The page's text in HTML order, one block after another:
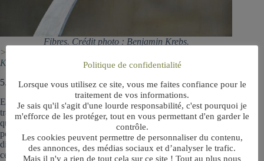
Fibres. Crédit photo : Benjamin Krebs.
> Lire l’article
Krebs
5. Un travail sur la mémoire du trauma…
En psychologie, le processus de résilience est avant tout un
travail sur la mémoire. C’est-à-dire sur les traces psychiques
que le choc passé (le trauma) génère toujours au présent. Il
peut s’agir d’
émotions
et de sentiments particulièrement
difficiles à vivre (
peurs, stress,colères , dépressions, hontes…),
ces séquelles sur la pensée de la personne pouvant entraîner
Politique de confidentialité
Lorsque vous utilisez ce site, vous me faites confiance pour le
traitement de vos informations.
Je sais qu'il s'agit d'une lourde responsabilité, c'est pourquoi je
m'efforce de les protéger, tout en vous permettant d'en garder le
contrôle.
Les cookies peuvent permettre de personnaliser du contenu,
des annonces, des médias sociaux et d’analyser le trafic.
Mais il n'y a rien de tout cela sur ce site ! Tout au plus nous